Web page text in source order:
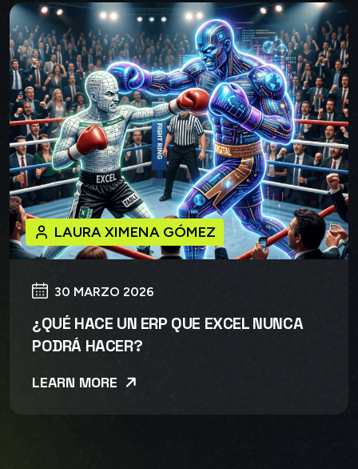
30 MARZO 2026
LAURA XIMENA GÓMEZ
¿QUÉ HACE UN ERP QUE EXCEL NUNCA
PODRÁ HACER?
LEARN MORE